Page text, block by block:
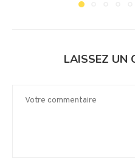
LAISSEZ UN